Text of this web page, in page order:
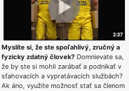
Myslíte si, že ste spoľahlivý, zručný a
fyzicky zdatný človek?Domnievate sa,
že by ste si mohli zarábať a podnikať v
sťahovacích a vypratávacích službách?
Ak áno, využite možnosť stať sa členom